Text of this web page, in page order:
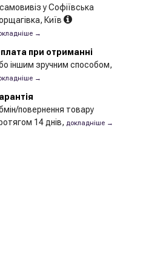
у Софіївська
Київ
→
при отриманні
іншим зручним способом,
→
повернення товару
14 днів, докладніше →